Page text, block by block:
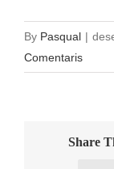
By Pasqual |
Comentaris
Share